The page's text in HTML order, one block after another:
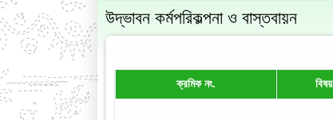
উদ্ভাবন কর্মপরিকল্পনা ও বাস্তবায়ন
ক্রমিক নং. বিষয়